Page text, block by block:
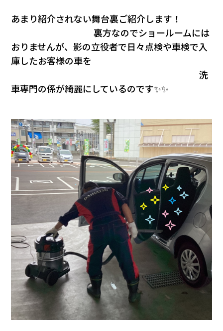
あまり紹介されない舞台裏ご紹介します！
裏方なのでショールームには
おりませんが、影の立役者で日々点検や車検で入
庫したお客様の車を
洗
車専門の係が綺麗にしているのです✨✨